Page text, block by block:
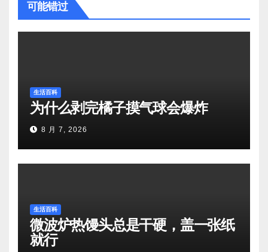
可能错过
生活百科
为什么剥完橘子摸气球会爆炸
8 月 7, 2026
生活百科
微波炉热馒头总是干硬，盖一张纸
就行